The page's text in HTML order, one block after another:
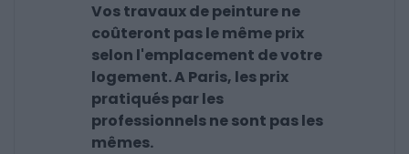
Vos travaux de peinture ne
coûteront pas le même prix
selon l'emplacement de votre
logement. A Paris, les prix
pratiqués par les
professionnels ne sont pas les
mêmes.